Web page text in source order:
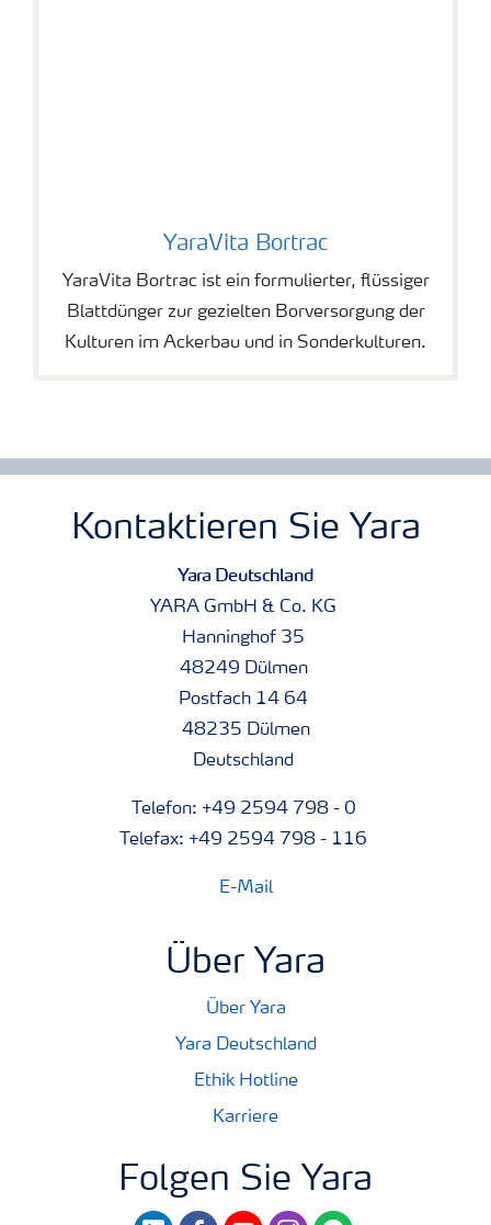
YaraVita Bortrac
YaraVita Bortrac ist ein formulierter, flüssiger
Blattdünger zur gezielten Borversorgung der
Kulturen im Ackerbau und in Sonderkulturen.
Kontaktieren Sie Yara
Yara Deutschland
YARA GmbH & Co. KG
Hanninghof 35
48249 Dülmen
Postfach 14 64
48235 Dülmen
Deutschland
Telefon: +49 2594 798 - 0
Telefax: +49 2594 798 - 116
E-Mail
Über Yara
Über Yara
Yara Deutschland
Ethik Hotline
Karriere
Folgen Sie Yara